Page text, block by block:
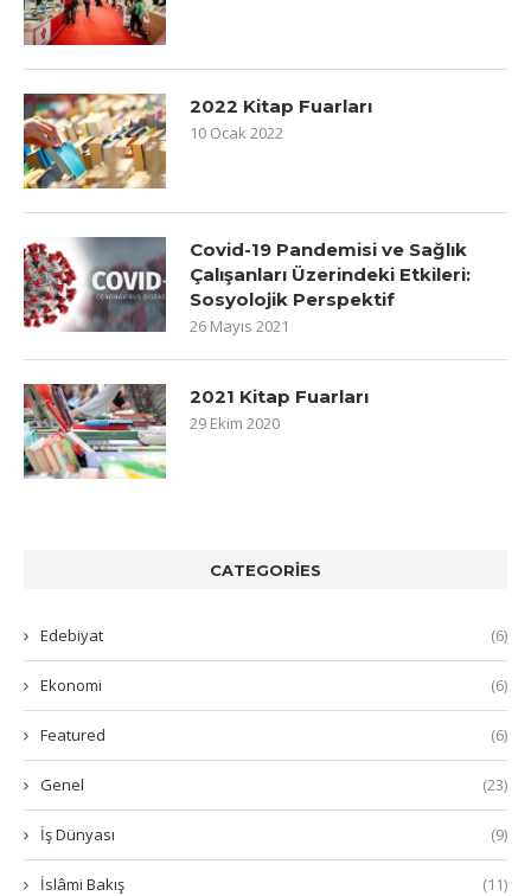
2022 Kitap Fuarları
10 Ocak 2022
Covid-19 Pandemisi ve Sağlık
Çalışanları Üzerindeki Etkileri:
Sosyolojik Perspektif
26 Mayıs 2021
2021 Kitap Fuarları
29 Ekim 2020
CATEGORIES
Edebiyat (6)
Ekonomi (6)
Featured (6)
Genel (23)
İş Dünyası (9)
İslâmi Bakış (11)